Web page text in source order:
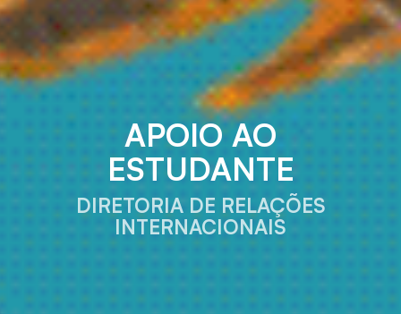
APOIO AO
ESTUDANTE
DIRETORIA DE RELAÇÕES
INTERNACIONAIS